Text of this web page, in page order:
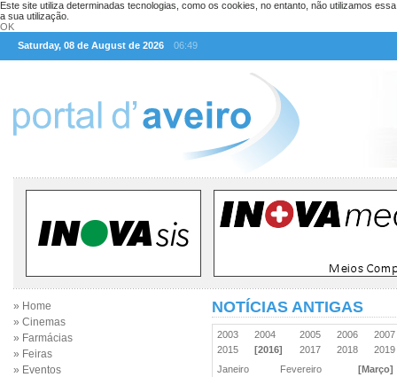
Este site utiliza determinadas tecnologias, como os cookies, no entanto, não utilizamos
a sua utilização.
OK
Saturday, 08 de August de 2026
06:49
» Home
» Cinemas
» Farmácias
» Feiras
» Eventos
NOTÍCIAS ANTIGAS
2003 2004 2005 2006
2015
[2016] 2017 2018
Janeiro
Fevereiro
[Março]